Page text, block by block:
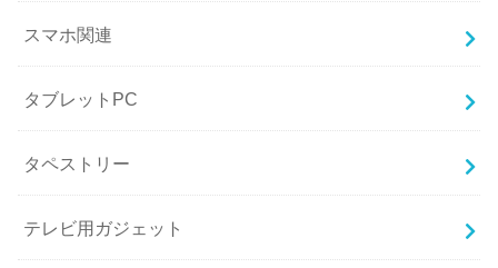
スマホ関連
タブレットPC
タペストリー
テレビ用ガジェット